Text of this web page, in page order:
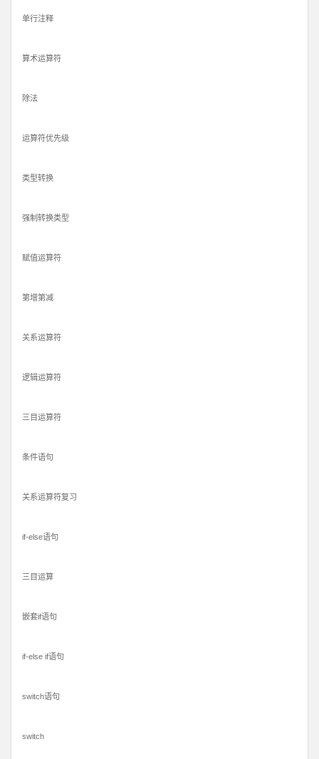
单行注释
算术运算符
除法
运算符优先级
类型转换
强制转换类型
赋值运算符
第增第减
关系运算符
逻辑运算符
三目运算符
条件语句
关系运算符复习
if-else语句
三目运算
嵌套if语句
if-else if语句
switch语句
switch